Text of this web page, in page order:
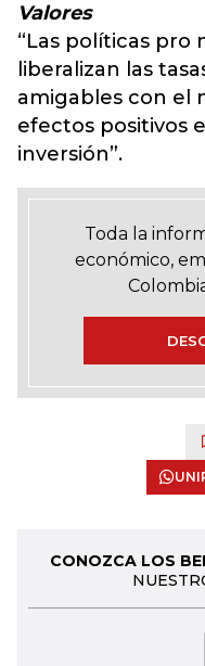
Valores
“Las políticas pro
liberalizan las
amigables con el
efectos positivos
inversión”.
Toda la
económico,
CONOZCA LOS